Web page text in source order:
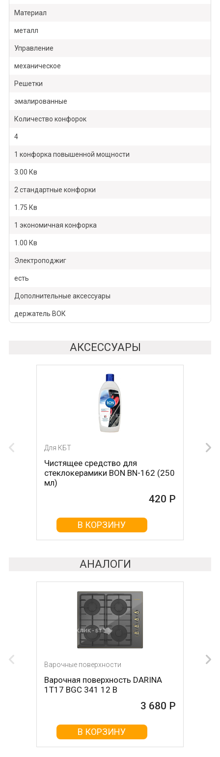
Материал
металл
Управление
механическое
Решетки
эмалированные
Количество конфорок
4
1 конфорка повышенной мощности
3.00 Кв
2 стандартные конфорки
1.75 Кв
1 экономичная конфорка
1.00 Кв
Электроподжиг
есть
Дополнительные аксессуары
держатель ВОК
АКСЕССУАРЫ
Для КБТ
Чистящее средство для
стеклокерамики BON BN-162 (250
мл)
420 Р
В КОРЗИНУ
Для КБТ
Скребок для ухода за
стеклокерамикой BON BN-603
В КОРЗИНУ
АНАЛОГИ
Варочные поверхности
Варочная поверхность DARINA
1T17 BGС 341 12 B
3 680 Р
В КОРЗИНУ